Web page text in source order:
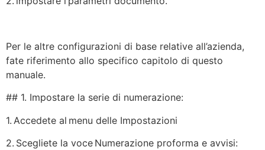
Per le altre configurazioni di base relative all’azienda,
fate riferimento allo specifico capitolo di questo
manuale.
## 1. Impostare la serie di numerazione:
1. Accedete al menu delle Impostazioni
2. Scegliete la voce Numerazione proforma e avvisi: